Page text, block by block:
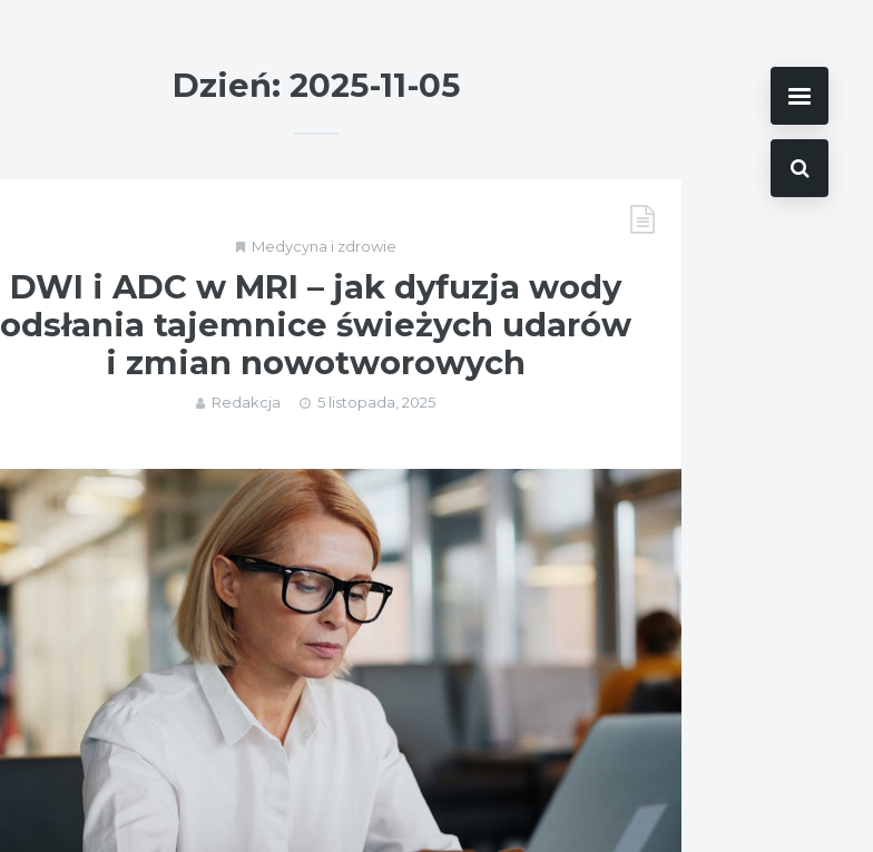
Dzień: 2025-11-05
Medycyna i zdrowie
DWI i ADC w MRI – jak dyfuzja wody
odsłania tajemnice świeżych udarów
i zmian nowotworowych
Redakcja 5 listopada, 2025